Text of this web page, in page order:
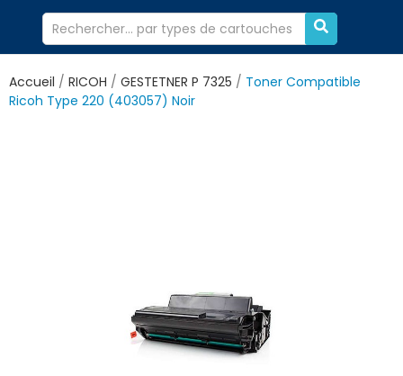
Accueil RICOH GESTETNER P 7325
Toner Compatible
Ricoh Type 220 (403057) Noir